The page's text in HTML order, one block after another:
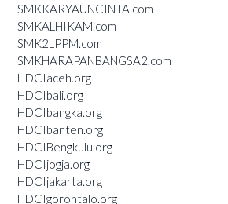
SMKKARYAUNCINTA.com
SMKALHIKAM.com
SMK2LPPM.com
SMKHARAPANBANGSA2.com
HDCIaceh.org
HDCIbali.org
HDCIbangka.org
HDCIbanten.org
HDCIBengkulu.org
HDCIjogja.org
HDCIjakarta.org
HDCIgorontalo.org